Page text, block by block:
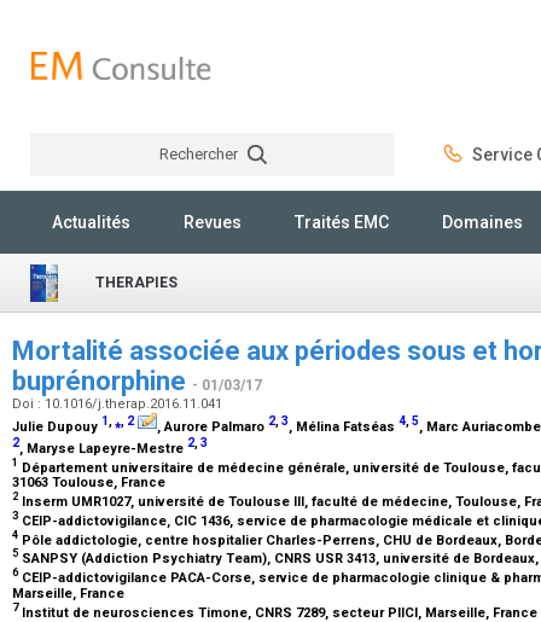
Rechercher Service
Actualités Revues Traités EMC Domaines
THERAPIES
Mortalité associée aux périodes sous et
buprénorphine - 01/03/17
Doi : 10.1016/j.therap.2016.11.041
Julie Dupouy 1,⁎, 2 , Aurore Palmaro 2,3, Mélina Fatséas 4,5, Marc
2, Maryse Lapeyre-Mestre 2 3
1 Département universitaire de médecine générale, université de Toulouse,
31063 Toulouse, France
2 Inserm UMR1027, université de Toulouse III, faculté de médecine, Toulouse,
3 CEIP-addictovigilance, CIC 1436, service de pharmacologie médicale et
4 Pôle addictologie, centre hospitalier Charles-Perrens, CHU de Bordeaux,
5 SANPSY (Addiction Psychiatry Team), CNRS USR 3413, université de
6CEIP-addictovigilance PACA-Corse, service de pharmacologie clinique &
Marseille, France
7 Institut de neurosciences Timone, CNRS 7289, secteur PIICI, Marseille, France